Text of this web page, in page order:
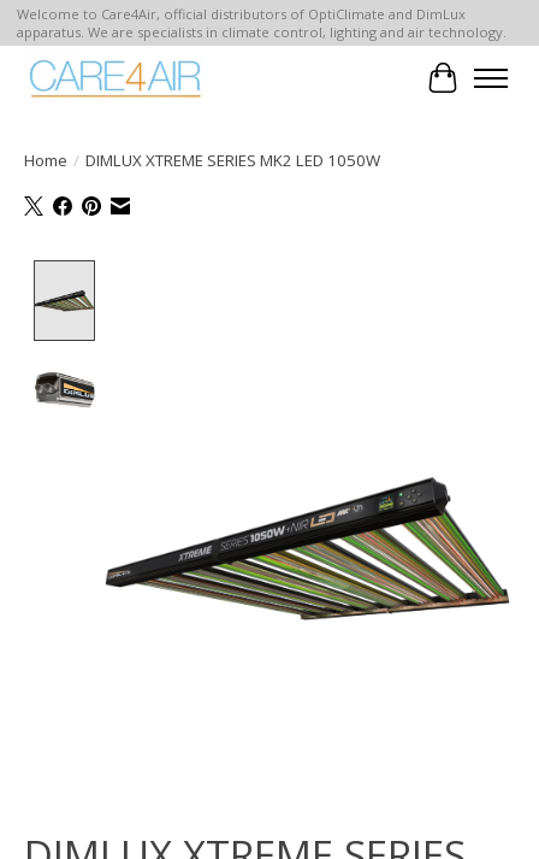
Welcome to Care4Air, official distributors of OptiClimate and DimLux
apparatus. We are specialists in climate control, lighting and air technology.
Home / DIMLUX XTREME SERIES MK2 LED 1050W